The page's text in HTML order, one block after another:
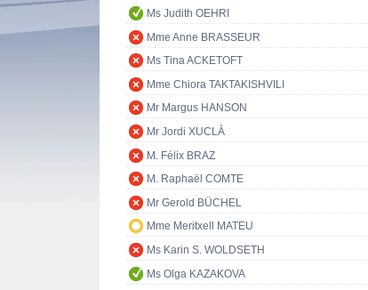
Ms Judith OEHRI
Mme Anne BRASSEUR
Ms Tina ACKETOFT
Mme Chiora TAKTAKISHVILI
Mr Margus HANSON
Mr Jordi XUCLÀ
M. Félix BRAZ
M. Raphaël COMTE
Mr Gerold BÜCHEL
Mme Meritxell MATEU
Ms Karin S. WOLDSETH
Ms Olga KAZAKOVA